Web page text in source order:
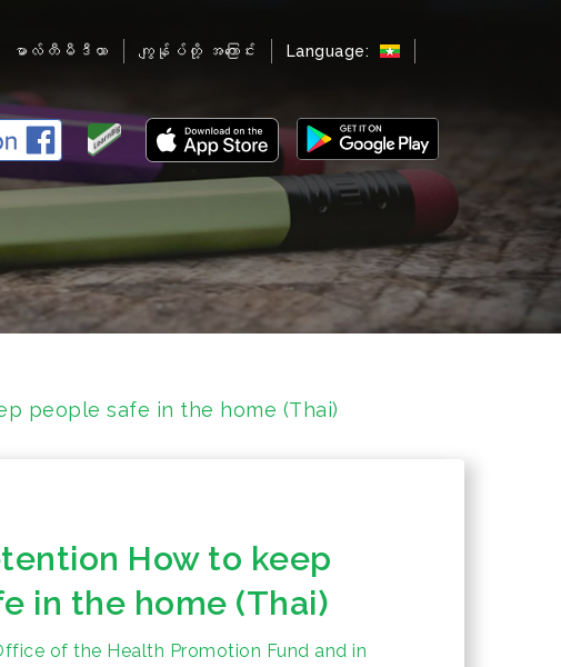
မာလ်တီမီဒီယာ ကျွန်ုပ်တို့ အကြောင်း Language:
people safe in the home (Thai)
How to keep
in the home (Thai)
of the Health Promotion Fund and in